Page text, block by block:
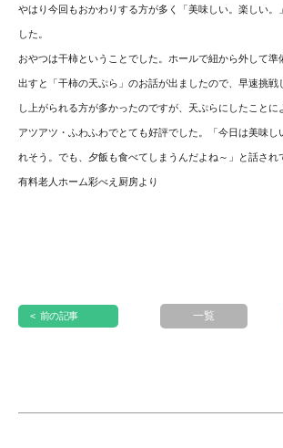
やはり今回もおかわりする方が多く「美味しい。楽しい。」
した。
おやつは干柿ということでした。 ホールで紐から外して準
出すと「 干柿の天ぷら」のお話が出ましたので、早速挑戦
し上がられる方が多かったのですが、 天ぷらにしたことに
アツアツ・ ふわふわでとても好評でした。「今日は美味し
れそう。でも、 夕飯も食べてしまうんだよね～」と話され
有料老人ホーム彩べえ厨房より
< 前の記事 一覧